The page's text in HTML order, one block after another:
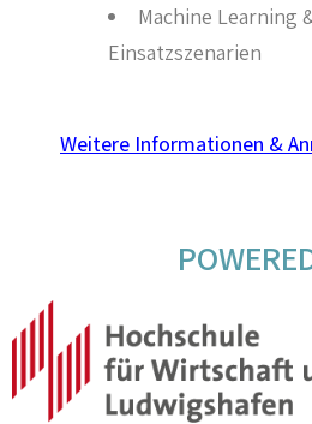
Machine Learning
Einsatzszenarien
Weitere Informationen &